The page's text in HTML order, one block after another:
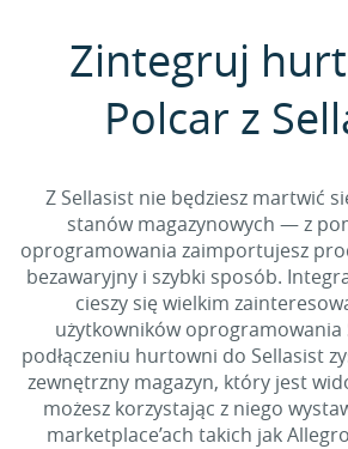
Zintegruj
Polcar z
Z Sellasist nie będziesz martwić
stanów magazynowych — z
oprogramowania zaimportujesz
bezawaryjny i szybki sposób.
cieszy się wielkim
użytkowników oprogramowania
podłączeniu hurtowni do Sellasist
zewnętrzny magazyn, który jest
możesz korzystając z niego
marketplace’ach takich jak